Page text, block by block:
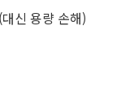
신 용량 손해)